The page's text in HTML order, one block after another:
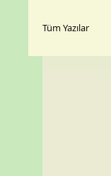
Tüm Yazılar